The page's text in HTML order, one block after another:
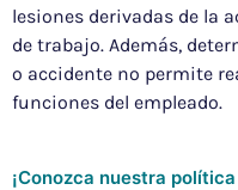
lesiones derivadas de la
de trabajo. Además,
o accidente no permite
funciones del empleado.
¡Conozca nuestra